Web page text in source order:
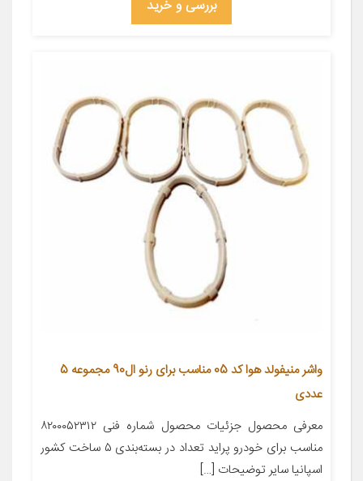
بررسی و خرید
واشر منیفولد هوا کد 05 مناسب برای رنو ال90 مجموعه 5
عددی
معرفی محصول جزئیات محصول شماره فنی ۸۲۰۰۰۵۲۳۱۲
مناسب برای خودرو پراید تعداد در بسته‌بندی ۵ ساخت کشور
اسپانیا سایر توضیحات […]